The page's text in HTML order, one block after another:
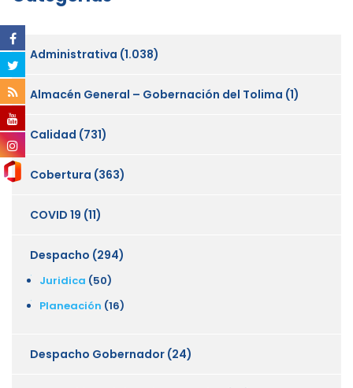
Administrativa (1.038)
Almacén General – Gobernación del Tolima (1)
Calidad (731)
Cobertura (363)
COVID 19 (11)
Despacho (294)
Juridica (50)
Planeación (16)
Despacho Gobernador (24)